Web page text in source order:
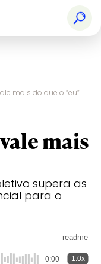
mais do que o “eu”
mais
supera as
para o
readme
0:00 1.0x